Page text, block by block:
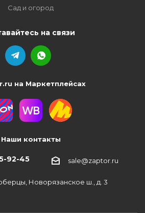
Сад и огород
на связи
на Маркетплейсах
Наши контакты
92-45 sale@zaptor.ru
Новорязанское ш., д. 3